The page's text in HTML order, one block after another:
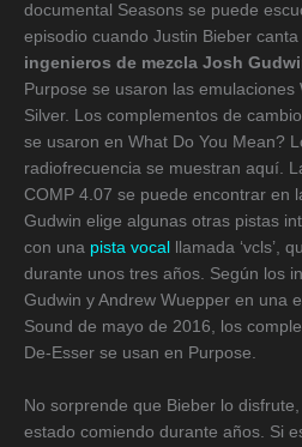
documental Seasons se puede
episodio cuando Justin Bieber
ingenieros de mezcla Josh
Purpose se usaron las emulaciones
Silver. Los complementos de
se usaron en What Do You Mean?
radiofrecuencia se muestran aquí.
COMP 4.07 se puede encontrar en
Gudwin elige algunas otras pistas
con una pista vocal
llamada ‘vcls’,
durante unos tres años. Según los
Gudwin y Andrew Wuepper en una
Sound de mayo de 2016, los
De-Esser se usan en Purpose.
No sorprende que Bieber lo
estado comiendo durante años. Si